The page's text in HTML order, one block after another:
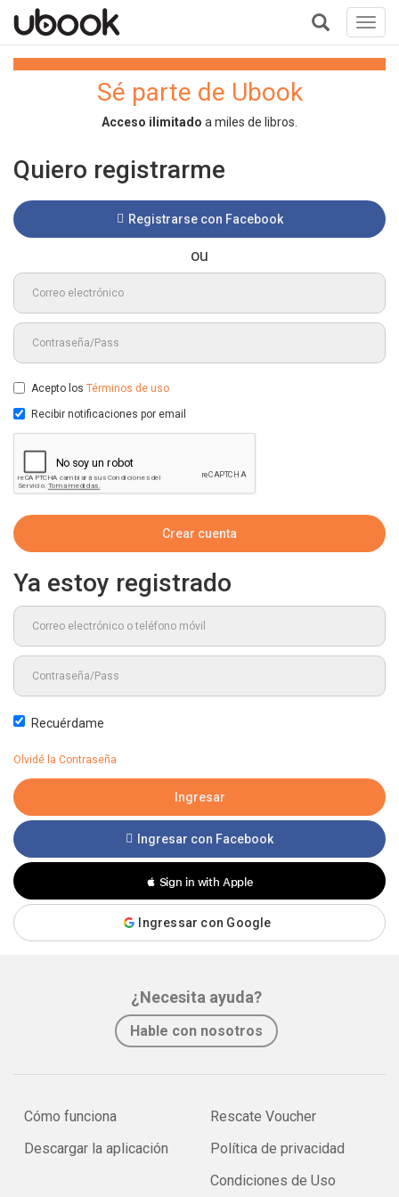
+
Sé parte de Ubook
Acceso ilimitado a miles de libros.
Quiero registrarme
Registrarse con Facebook
ou
Acepto los Términos de uso
Recibir notificaciones por email
Ya estoy registrado
Recuérdame
Olvidé la Contraseña
Ingresar con Facebook
 Sign in with Apple
Ingressar con Google
¿Necesita ayuda?
Hable con nosotros
Cómo funciona
Descargar la aplicación
Rescate Voucher
Política de privacidad
Condiciones de Uso